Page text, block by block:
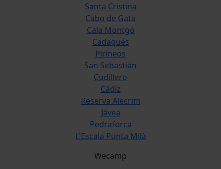
Santa Cristina
Cabo de Gata
Cala Montgó
Cadaqués
Pirineos
San Sebastián
Cudillero
Cádiz
Reserva Alecrim
Jávea
Pedraforca
L'Escala Punta Milà
Wecamp